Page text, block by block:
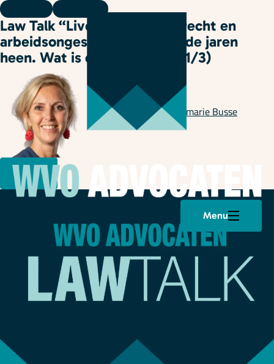
Menu
Onze specialisaties
Plan een afspraak
Law Talk “Live” 116: Arbeidsrecht en
arbeidsongeschiktheid door de jaren
heen. Wat is er veranderd? (1/3)
Geschreven doorAnnemarie Busse